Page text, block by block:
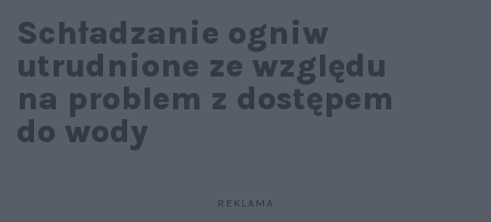
Schładzanie ogniw
utrudnione ze względu
na problem z dostępem
do wody